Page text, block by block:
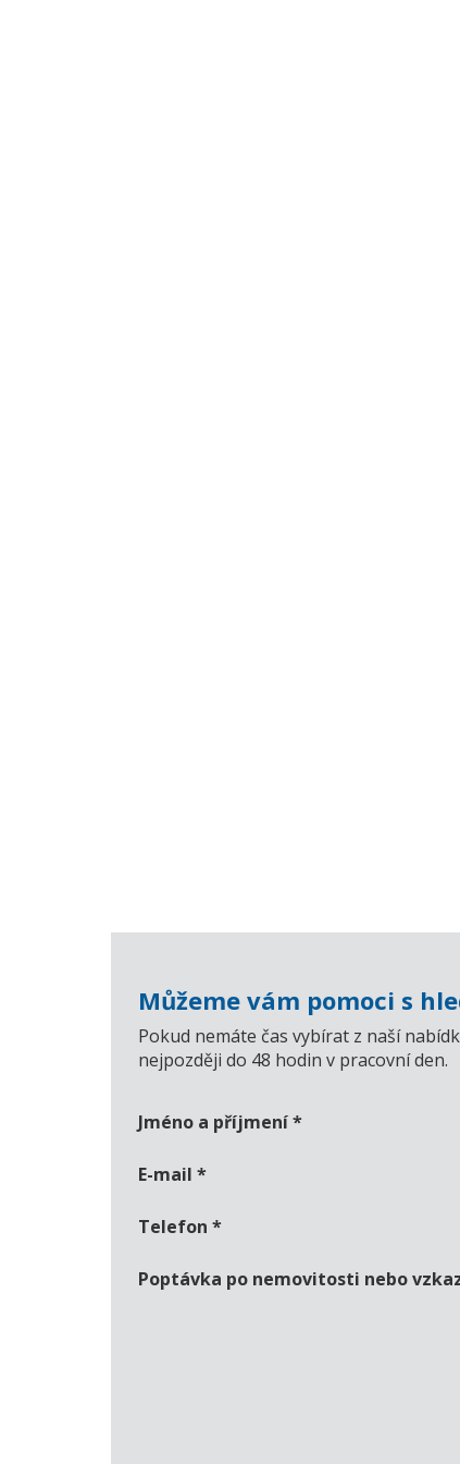
Můžeme vám pomoci s
Pokud nemáte čas vybírat z naší
nejpozději do 48 hodin v pracovní den.
Jméno a příjmení*
E-mail *
Telefon *
Poptávka po nemovitosti nebo